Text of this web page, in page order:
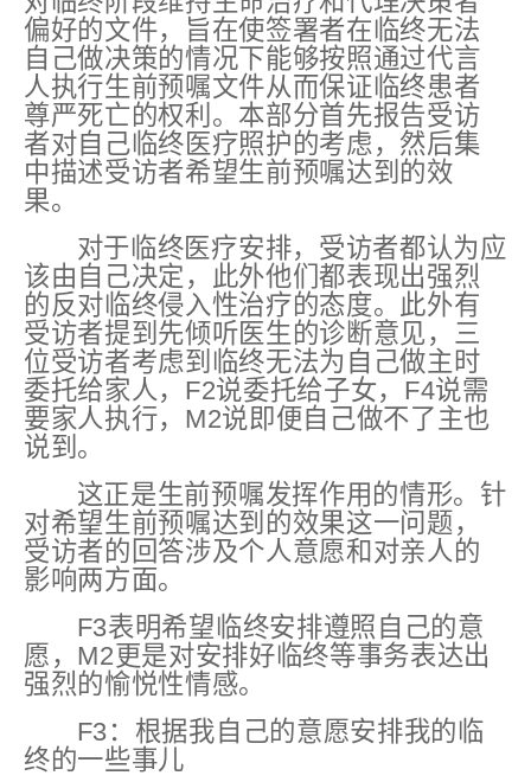
偏好的文件，旨在使签署者在临终无法
自己做决策的情况下能够按照通过代言
人执行生前预嘱文件从而保证临终患者
尊严死亡的权利。本部分首先报告受访
者对自己临终医疗照护的考虑，然后集
中描述受访者希望生前预嘱达到的效
果。
对于临终医疗安排，受访者都认为应
该由自己决定，此外他们都表现出强烈
的反对临终侵入性治疗的态度。此外有
受访者提到先倾听医生的诊断意见，三
位受访者考虑到临终无法为自己做主时
委托给家人，F2说委托给子女，F4说需
要家人执行，M2说即便自己做不了主也
说到。
这正是生前预嘱发挥作用的情形。针
对希望生前预嘱达到的效果这一问题，
受访者的回答涉及个人意愿和对亲人的
影响两方面。
F3表明希望临终安排遵照自己的意
愿，M2更是对安排好临终等事务表达出
强烈的愉悦性情感。
F3：根据我自己的意愿安排我的临
终的一些事儿